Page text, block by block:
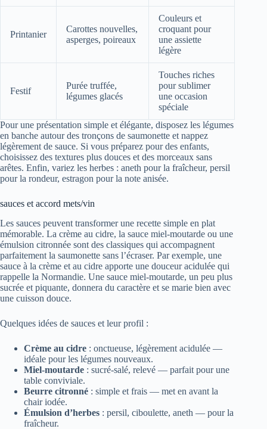
Printanier
Carottes nouvelles,
asperges, poireaux
Couleurs et
croquant pour
une assiette
légère
Festif
Purée truffée,
légumes glacés
Touches riches
pour sublimer
une occasion
spéciale
Pour une présentation simple et élégante, disposez les légumes
en banche autour des tronçons de saumonette et nappez
légèrement de sauce. Si vous préparez pour des enfants,
choisissez des textures plus douces et des morceaux sans
arêtes. Enfin, variez les herbes : aneth pour la fraîcheur, persil
pour la rondeur, estragon pour la note anisée.
sauces et accord mets/vin
Les sauces peuvent transformer une recette simple en plat
mémorable. La crème au cidre, la sauce miel-moutarde ou une
émulsion citronnée sont des classiques qui accompagnent
parfaitement la saumonette sans l’écraser. Par exemple, une
sauce à la crème et au cidre apporte une douceur acidulée qui
rappelle la Normandie. Une sauce miel-moutarde, un peu plus
sucrée et piquante, donnera du caractère et se marie bien avec
une cuisson douce.
Quelques idées de sauces et leur profil :
Crème au cidre : onctueuse, légèrement acidulée —
idéale pour les légumes nouveaux.
Miel-moutarde : sucré-salé, relevé — parfait pour une
table conviviale.
Beurre citronné : simple et frais — met en avant la
chair iodée.
Émulsion d’herbes : persil, ciboulette, aneth — pour la
fraîcheur.